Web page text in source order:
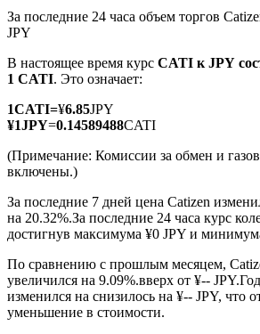
Деривативы на акции, форекс,
сырьевые товары
USDC фьючерсы
Фьючерсы с использованием USDC
За последние 24 часа объем торгов
JPY
В настоящее время курс CATI к JPY
1 CATI. Это означает:
1CATI=¥6.85JPY
¥1JPY=0.14589488CATI
(Примечание: Комиссии за обмен и
включены.)
За последние 7 дней цена Catizen
на 20.32%.За последние 24 часа курс
достигнув максимума ¥0 JPY и
По сравнению с прошлым месяцем,
увеличился на 9.09%.вверх от ¥-- JPY.
изменился на снизилось на ¥-- JPY, что
уменьшение в стоимости.